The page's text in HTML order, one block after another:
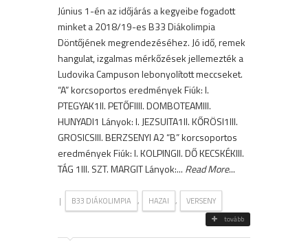
Június 1-én az időjárás a kegyeibe fogadott
minket a 2018/19-es B33 Diákolimpia
Döntőjének megrendezéséhez. Jó idő, remek
hangulat, izgalmas mérkőzések jellemezték a
Ludovika Campuson lebonyolított meccseket.
“A” korcsoportos eredmények Fiúk: I.
PTEGYAK1II. PETŐFIIII. DOMBOTEAMIII.
HUNYADI1 Lányok: I. JEZSUITA1II. KŐRÖSI1III.
GROSICSIII. BERZSENYI A2 “B” korcsoportos
eredmények Fiúk: I. KOLPINGII. DŐ KECSKÉKIII.
TÁG 1III. SZT. MARGIT Lányok:... Read More...
| B33 DIÁKOLIMPIA , HAZAI , VERSENY
tovább